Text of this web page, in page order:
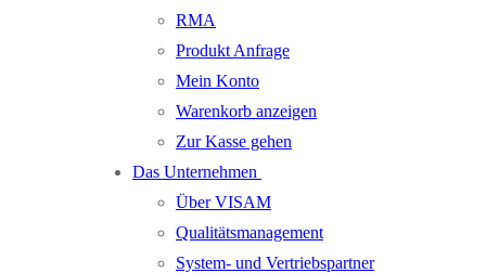
RMA
Produkt Anfrage
Mein Konto
Warenkorb anzeigen
Zur Kasse gehen
Das Unternehmen
Über VISAM
Qualitätsmanagement
System- und Vertriebspartner